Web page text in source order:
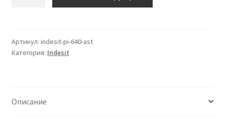
INDESIT
PI-
русском
Артикул: indesit-pi-640-ast
Категория: Indesit
Описание